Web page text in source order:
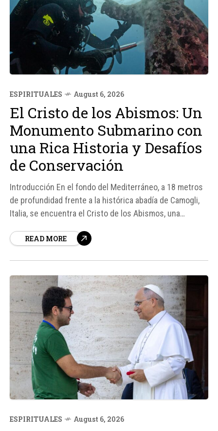
ESPIRITUALES August 6, 2026
El Cristo de los Abismos: Un
Monumento Submarino con
una Rica Historia y Desafíos
de Conservación
Introducción En el fondo del Mediterráneo, a 18 metros
de profundidad frente a la histórica abadía de Camogli,
Italia, se encuentra el Cristo de los Abismos, una
permanente a quienes perdieron la vida en el mar y a los
READ MORE
ESPIRITUALES August 6, 2026